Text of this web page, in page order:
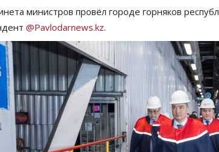
министров провёл городе горняков
@Pavlodarnews.kz.